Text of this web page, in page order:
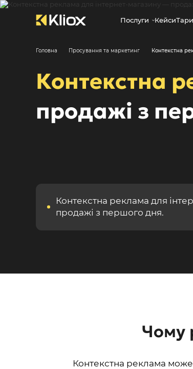
Послуги Кейси
Головна Просування та маркетинг Контекстна
Контекстна
продажі з
Контекстна реклама для
продажі з першого дня.
Чому
Контекстна реклама